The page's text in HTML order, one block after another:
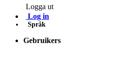
Logga ut
Log in
Språk
Gebruikers